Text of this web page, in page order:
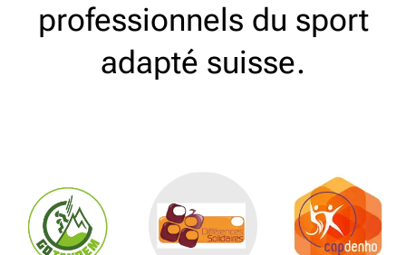
professionnels du sport
adapté suisse.